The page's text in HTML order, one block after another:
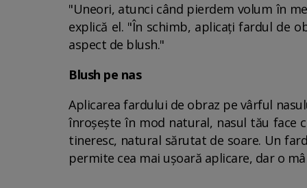
"Uneori, atunci când pierdem volum în
explică el. "În schimb, aplicați fardul de
aspect de blush."
Blush pe nas
Aplicarea fardului de obraz pe vârful
înroșește în mod natural, nasul tău face
tineresc, natural sărutat de soare. Un
permite cea mai ușoară aplicare, dar o